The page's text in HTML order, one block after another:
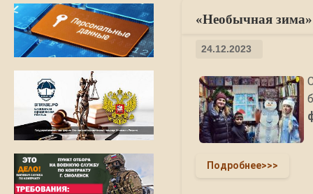
«Необычная
24.12.2023
Подробнее>>>